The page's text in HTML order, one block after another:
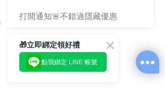
打開通知🚨不錯過隱藏優惠
🎁立即綁定領好禮
點我綁定 LINE 帳號